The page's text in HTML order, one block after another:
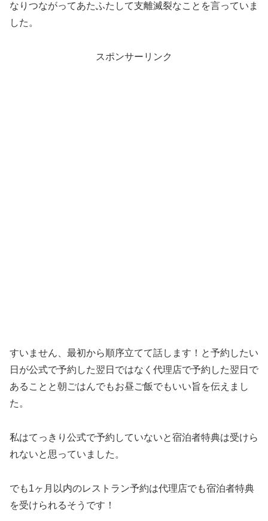
なりつながってあたふたして支離滅裂なことを言っていま
した。
スポンサーリンク
すいません、最初から順序立てて話します！と予約したい
日が公式で予約した翌日ではなく代理店で予約した翌日で
あることと朝ごはんでもお昼ご飯でもいい旨を伝えまし
た。
私はてっきり公式で予約していないと宿泊者特典は受けら
れないと思っていました。
でも1ヶ月以内のレストラン予約は代理店でも宿泊者特典
を受けられるそうです！